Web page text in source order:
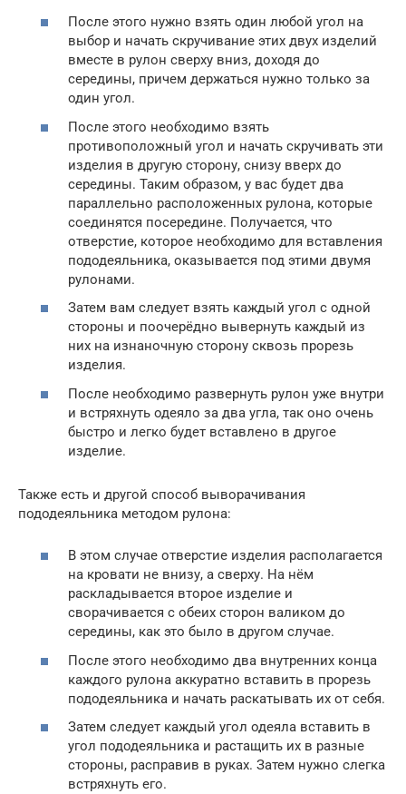
После этого нужно взять один любой угол на
выбор и начать скручивание этих двух изделий
вместе в рулон сверху вниз, доходя до
середины, причем держаться нужно только за
один угол.
После этого необходимо взять
противоположный угол и начать скручивать эти
изделия в другую сторону, снизу вверх до
середины. Таким образом, у вас будет два
параллельно расположенных рулона, которые
соединятся посередине. Получается, что
отверстие, которое необходимо для вставления
пододеяльника, оказывается под этими двумя
рулонами.
Затем вам следует взять каждый угол с одной
стороны и поочерёдно вывернуть каждый из
них на изнаночную сторону сквозь прорезь
изделия.
После необходимо развернуть рулон уже внутри
и встряхнуть одеяло за два угла, так оно очень
быстро и легко будет вставлено в другое
изделие.
Также есть и другой способ выворачивания
пододеяльника методом рулона:
В этом случае отверстие изделия располагается
на кровати не внизу, а сверху. На нём
раскладывается второе изделие и
сворачивается с обеих сторон валиком до
середины, как это было в другом случае.
После этого необходимо два внутренних конца
каждого рулона аккуратно вставить в прорезь
пододеяльника и начать раскатывать их от себя.
Затем следует каждый угол одеяла вставить в
угол пододеяльника и растащить их в разные
стороны, расправив в руках. Затем нужно слегка
встряхнуть его.